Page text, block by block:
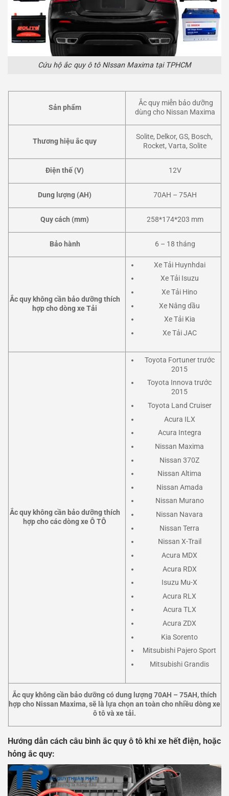
Cứu hộ ắc quy ô tô NIssan Maxima tại TPHCM
Sản phẩm
Ắc quy miễn bảo dưỡng
dùng cho Nissan Maxima
Thương hiệu ắc quy
Solite, Delkor, GS, Bosch,
Rocket, Varta, Solite
Điện thế (V) 12V
Dung lượng (AH) 70AH – 75AH
Quy cách (mm) 258*174*203 mm
Bảo hành 6 – 18 tháng
Ắc quy không cần bảo dưỡng thích
hợp cho dòng xe Tải
Xe Tải Huynhdai
Xe Tải Isuzu
Xe Tải Hino
Xe Nâng dầu
Xe Tải Kia
Xe Tải JAC
Ắc quy không cần bảo dưỡng thích
hợp cho các dòng xe Ô TÔ
Toyota Fortuner trước
2015
Toyota Innova trước
2015
Toyota Land Cruiser
Acura ILX
Acura Integra
Nissan Maxima
Nissan 370Z
Nissan Altima
Nissan Amada
Nissan Murano
Nissan Navara
Nissan Terra
Nissan X-Trail
Acura MDX
Acura RDX
Isuzu Mu-X
Acura RLX
Acura TLX
Acura ZDX
Kia Sorento
Mitsubishi Pajero Sport
Mitsubishi Grandis
Ắc quy không cần bảo dưỡng có dung lượng 70AH – 75AH, thích
hợp cho Nissan Maxima, sẽ là lựa chọn an toàn cho nhiều dòng xe
ô tô và xe tải.
Hướng dẫn cách câu bình ắc quy ô tô khi xe hết điện, hoặc
hỏng ắc quy: